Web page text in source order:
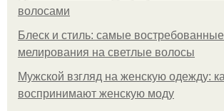
волосами
Блеск и стиль: самые
мелирования на светлые волосы
Мужской взгляд на женскую одежду:
воспринимают женскую моду